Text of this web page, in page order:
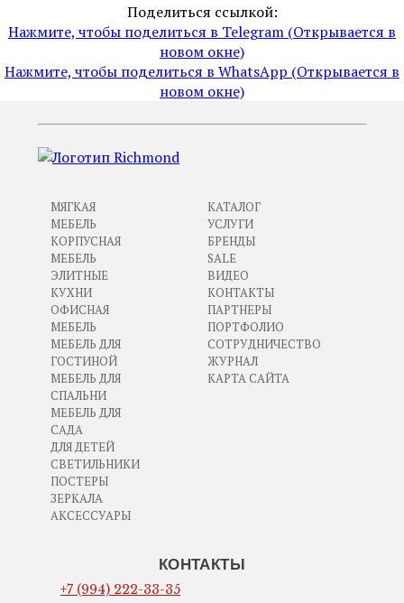
Поделиться ссылкой:
Нажмите, чтобы поделиться в Telegram (Открывается в
новом окне)
Нажмите, чтобы поделиться в WhatsApp (Открывается в
новом окне)
МЯГКАЯ
МЕБЕЛЬ
КОРПУСНАЯ
МЕБЕЛЬ
ЭЛИТНЫЕ
КУХНИ
ОФИСНАЯ
МЕБЕЛЬ
МЕБЕЛЬ ДЛЯ
ГОСТИНОЙ
МЕБЕЛЬ ДЛЯ
СПАЛЬНИ
МЕБЕЛЬ ДЛЯ
САДА
ДЛЯ ДЕТЕЙ
СВЕТИЛЬНИКИ
ПОСТЕРЫ
ЗЕРКАЛА
АКСЕССУАРЫ
КАТАЛОГ
УСЛУГИ
БРЕНДЫ
SALE
ВИДЕО
КОНТАКТЫ
ПАРТНЕРЫ
ПОРТФОЛИО
СОТРУДНИЧЕСТВО
ЖУРНАЛ
КАРТА САЙТА
КОНТАКТЫ
+7 (994) 222-33-35